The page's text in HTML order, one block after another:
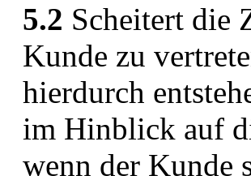
5.2 Scheitert die
Kunde zu
hierdurch
im Hinblick auf
wenn der Kunde